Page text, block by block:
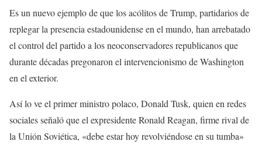
Es un nuevo ejemplo de que los acólitos de Trump, partidarios de
replegar la presencia estadounidense en el mundo, han arrebatado
el control del partido a los neoconservadores republicanos que
durante décadas pregonaron el intervencionismo de Washington
en el exterior.
Así lo ve el primer ministro polaco, Donald Tusk, quien en redes
sociales señaló que el expresidente Ronald Reagan, firme rival de
la Unión Soviética, «debe estar hoy revolviéndose en su tumba»